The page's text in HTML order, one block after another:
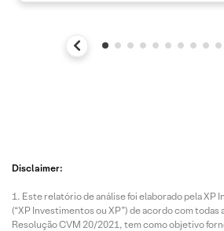
Disclaimer:
Este relatório de análise foi elaborado pela XP
(“XP Investimentos ou XP”) de acordo com todas
Resolução CVM 20/2021, tem como objetivo